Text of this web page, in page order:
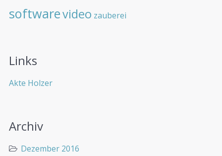
softwarevideo zauberei
Links
Akte Holzer
Archiv
Dezember 2016